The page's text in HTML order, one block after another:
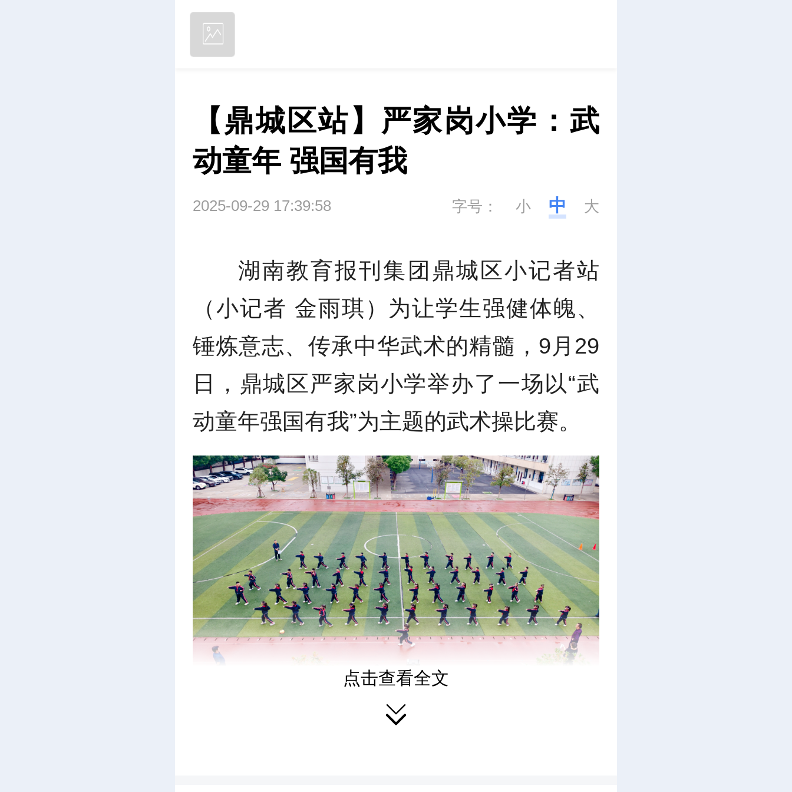
【鼎城区站】严家岗小学：武
动童年 强国有我
2025-09-29 17:39:58 字号： 小 中 大
湖南教育报刊集团鼎城区小记者站
（小记者 金雨琪）为让学生强健体魄、
锤炼意志、传承中华武术的精髓，9月29
日，鼎城区严家岗小学举办了一场以“武
动童年强国有我”为主题的武术操比赛。
点击查看全文
